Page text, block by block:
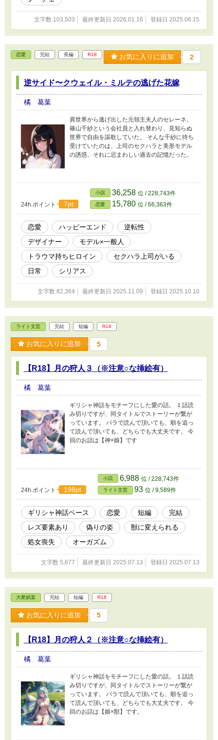
文字数 103,503 最終更新日 2026.01.16 登録日 2025.06.15
恋愛 完結 長編 R18 お気に入りに追加 2
逆サイド〜クウェイル・ミルテの逃げた花嫁
橘 葛葉
異世界から逃げ出した元領主夫人のセレーネ。
篠山千紗という会社員と入れ替わり、見知らぬ
世界で自由を謳歌していた。 そんな千紗に待ち
受けていたのは、上司のセクハラと美形モデル
の誘惑、それに忌まわしい過去の記憶だった。
24h.ポイント 7pt
小説 36,258 位 / 228,743件
恋愛 15,780 位 / 66,363件
恋愛 ハッピーエンド
逆転性
デザイナー
モデル×一般人
トラウマ持ちヒロイン
セクハラ上司がいる
日常
シリアス
文字数 82,364 最終更新日 2025.11.09 登録日 2025.10.10
ライト文芸 完結 短編 R18
お気に入りに追加 5
【R18】月の狩人３（※注意○な挿絵有）
橘 葛葉
ギリシャ神話をモチーフにした愛の話。 １話読
み切りですが、同タイトルでストーリーが繋が
っています。 バラで読んで頂いても、順を追っ
て読んで頂いても、どちらでも大丈夫です。 今
回のお話は【神×娘】です
24h.ポイント 198pt
小説 6,988 位 / 228,743件
ライト文芸 93 位 / 9,589件
ギリシャ神話ベース 恋愛 短編
完結
レズ要素あり
偽りの姿
獣に変えられる
処女喪失
オーガズム
文字数 5,677 最終更新日 2025.07.13 登録日 2025.07.13
大衆娯楽 完結 短編 R18
お気に入りに追加 5
【R18】月の狩人２（※注意○な挿絵有）
橘 葛葉
ギリシャ神話をモチーフにした愛の話。 １話読
み切りですが、同タイトルでストーリーが繋が
っています。 バラで読んで頂いても、順を追っ
て読んで頂いても、どちらでも大丈夫です。 今
回のお話は【娘×獣】です。